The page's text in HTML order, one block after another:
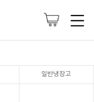
일반냉장고